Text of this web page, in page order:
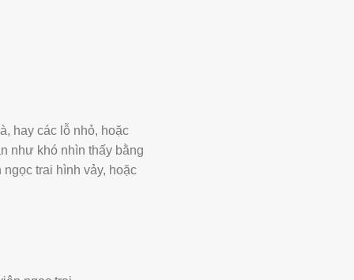
hay các lỗ nhỏ, hoặc
như khó nhìn thấy bằng
trai hình vảy, hoặc